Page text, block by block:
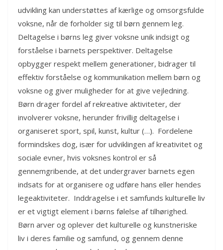
udvikling kan understøttes af kærlige og omsorgsfulde
voksne, når de forholder sig til børn gennem leg.
Deltagelse i børns leg giver voksne unik indsigt og
forståelse i barnets perspektiver. Deltagelse
opbygger respekt mellem generationer, bidrager til
effektiv forståelse og kommunikation mellem børn og
voksne og giver muligheder for at give vejledning.
Børn drager fordel af rekreative aktiviteter, der
involverer voksne, herunder frivillig deltagelse i
organiseret sport, spil, kunst, kultur (…). Fordelene
formindskes dog, især for udviklingen af ​​kreativitet og
sociale evner, hvis voksnes kontrol er så
gennemgribende, at det undergraver barnets egen
indsats for at organisere og udføre hans eller hendes
legeaktiviteter. Inddragelse i et samfunds kulturelle liv
er et vigtigt element i børns følelse af tilhørighed.
Børn arver og oplever det kulturelle og kunstneriske
liv i deres familie og samfund, og gennem denne